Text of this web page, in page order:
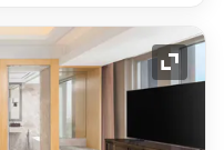
展开